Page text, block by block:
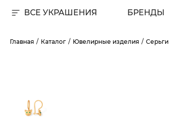
ВСЕ УКРАШЕНИЯ БРЕНДЫ
Главная Каталог Ювелирные изделия Серьги